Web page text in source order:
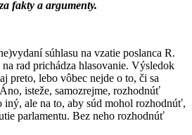
fakty a argumenty.
súhlasu na vzatie poslanca R.
rad prichádza hlasovanie. Výsledok
preto, lebo vôbec nejde o to, či sa
isteže, samozrejme, rozhodnúť
iný, ale na to, aby súd mohol rozhodnúť,
parlamentu. Bez neho rozhodnúť